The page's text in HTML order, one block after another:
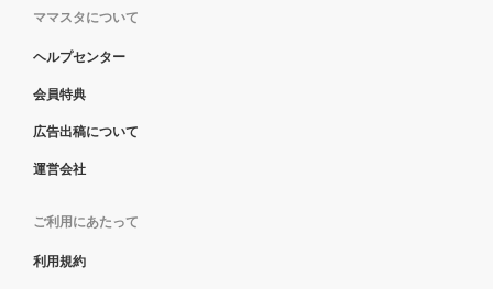
ママスタについて
ヘルプセンター
会員特典
広告出稿について
運営会社
ご利用にあたって
利用規約